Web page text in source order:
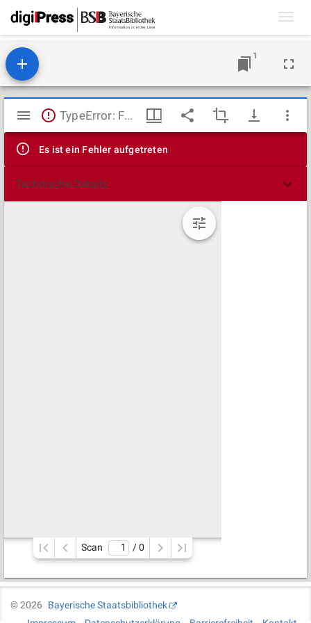
1
Mirador
Viewer
TypeError: Failed to fetch
Es ist ein Fehler aufgetreten
Technische Details
Scan / 0
©2026
Bayerische Staatsbibliothek